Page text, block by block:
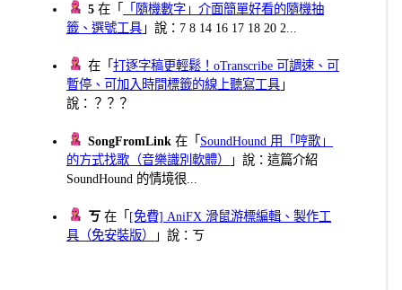
5 在「
「隨機數字」介面簡單好看的隨機抽
籤、選號工具 」說：7 8 14 16 17 18 20 2...
在「打逐字稿更輕鬆！oTranscribe 可調速、可
暫停、可加入時間標籤的線上聽寫工具 」
說：？？？
SongFromLink 在「 SoundHound 用「哼歌」
的方式找歌（音樂識別軟體）
」說：這篇介紹
SoundHound 的情境很...
ㄎ 在「 [免費] AniFX 滑鼠游標編輯、製作工
具（免安裝版）
」說：ㄎ